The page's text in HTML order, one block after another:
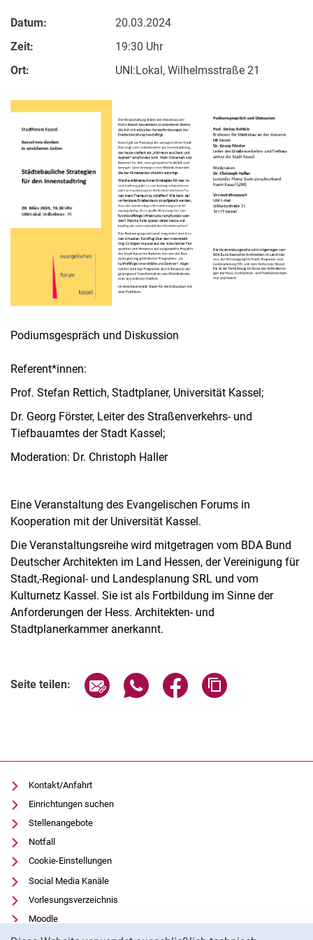
Datum:
20.03.2024
Zeit:
19:30 Uhr
Ort:
UNI:Lokal, Wilhelmsstraße 21
Podiumsgespräch und Diskussion
Referent*innen:
Prof. Stefan Rettich, Stadtplaner, Universität Kassel;
Dr. Georg Förster, Leiter des Straßenverkehrs- und
Tiefbauamtes der Stadt Kassel;
Moderation: Dr. Christoph Haller
Eine Veranstaltung des Evangelischen Forums in
Kooperation mit der Universität Kassel.
Die Veranstaltungsreihe wird mitgetragen vom BDA Bund
Deutscher Architekten im Land Hessen, der Vereinigung für
Stadt,-Regional- und Landesplanung SRL und vom
Kulturnetz Kassel. Sie ist als Fortbildung im Sinne der
Anforderungen der Hess. Architekten- und
Stadtplanerkammer anerkannt.
Seite teilen: Seite über E-Mail teilen
Seite über WhatsApp teilen
Seite über Facebook
Kontakt/Anfahrt
Einrichtungen suchen
Stellenangebote
Notfall
Cookie-Einstellungen
Social Media Kanäle
Vorlesungsverzeichnis
Moodle
Panopto